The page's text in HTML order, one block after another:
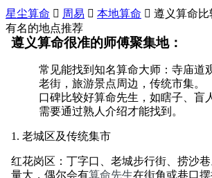
星尘算命  周易  本地算命  遵义算命比
有名的地点推荐
遵义算命很准的师傅聚集地：
常见能找到知名算命大师：寺庙道
老街，旅游景点周边，传统市集。
口碑比较好算命先生，如瞎子、盲
需要通过熟人介绍才能找到。
1. 老城区及传统集市
红花岗区：丁字口、老城步行街、捞沙
量大，偶尔会有算命先生在街角或巷口摆